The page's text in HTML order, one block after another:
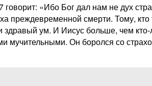
«Ибо Бог дал нам не дух
преждевременной смерти. Тому,
ум. И Иисус больше, чем
мучительными. Он боролся со